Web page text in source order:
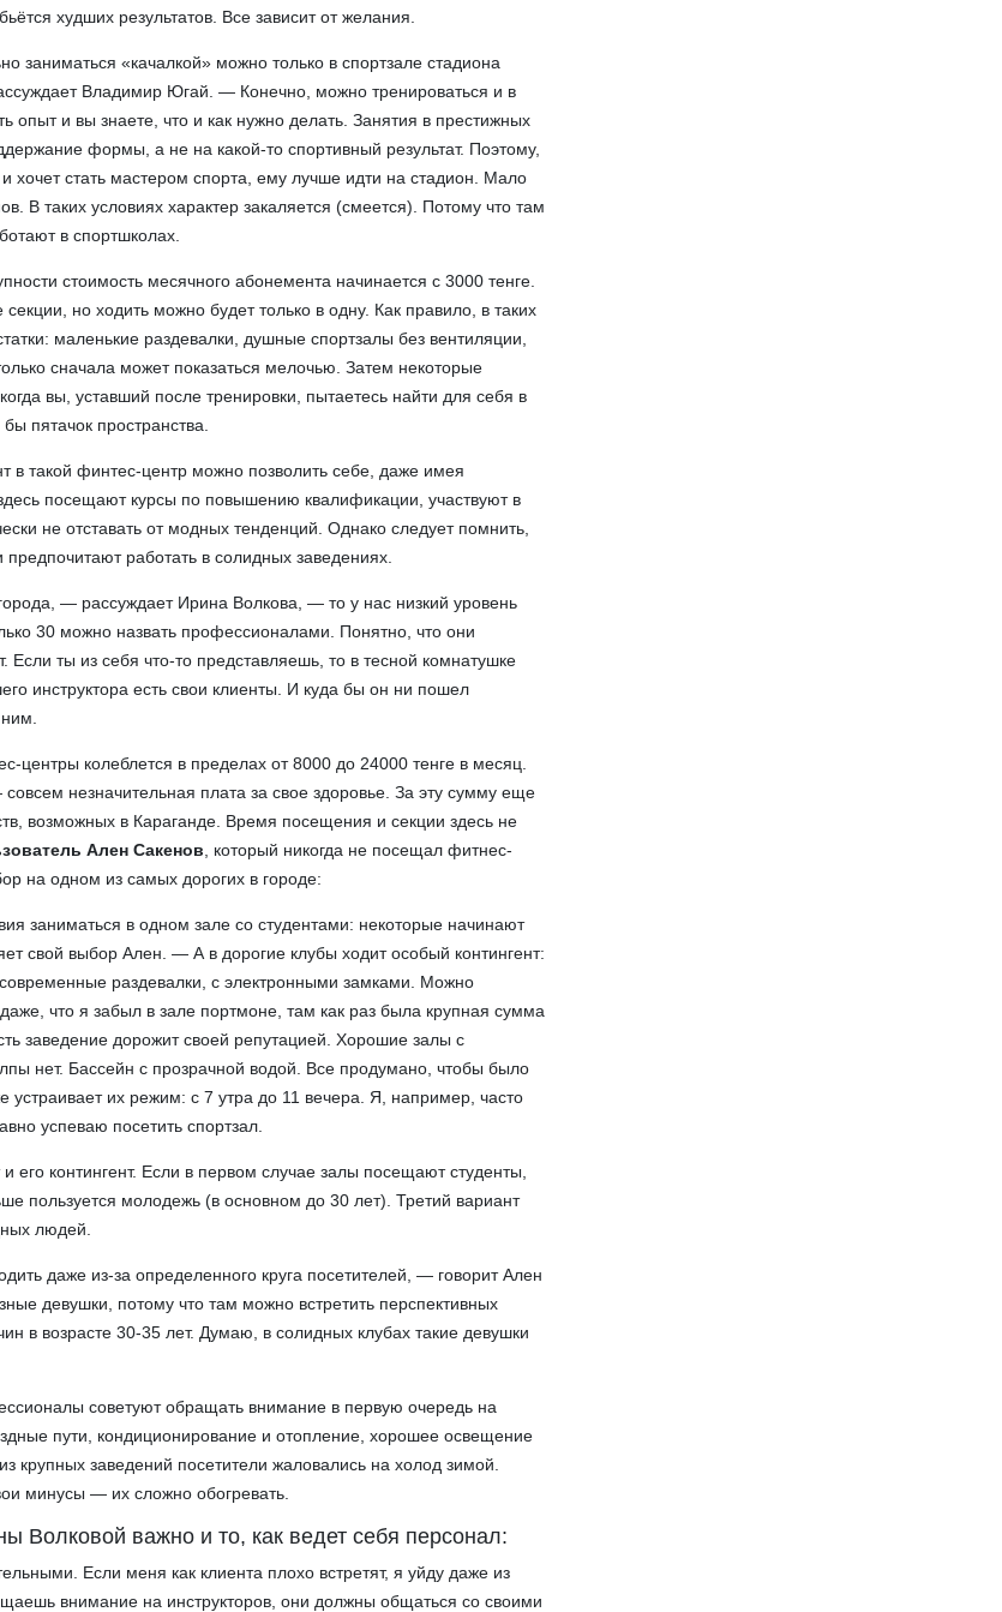
худших результатов. Все зависит от желания.
заниматься «качалкой» можно только в спортзале стадиона
Владимир Югай. — Конечно, можно тренироваться и в
опыт и вы знаете, что и как нужно делать. Занятия в престижных
формы, а не на какой-то спортивный результат. Поэтому,
хочет стать мастером спорта, ему лучше идти на стадион. Мало
В таких условиях характер закаляется (смеется). Потому что там
в спортшколах.
стоимость месячного абонемента начинается с 3000 тенге.
но ходить можно будет только в одну. Как правило, в таких
маленькие раздевалки, душные спортзалы без вентиляции,
сначала может показаться мелочью. Затем некоторые
вы, уставший после тренировки, пытаетесь найти для себя в
пятачок пространства.
такой финтес-центр можно позволить себе, даже имея
посещают курсы по повышению квалификации, участвуют в
не отставать от модных тенденций. Однако следует помнить,
предпочитают работать в солидных заведениях.
— рассуждает Ирина Волкова, — то у нас низкий уровень
30 можно назвать профессионалами. Понятно, что они
Если ты из себя что-то представляешь, то в тесной комнатушке
инструктора есть свои клиенты. И куда бы он ни пошел
центры колеблется в пределах от 8000 до 24000 тенге в месяц.
незначительная плата за свое здоровье. За эту сумму еще
возможных в Караганде. Время посещения и секции здесь не
Ален Сакенов , который никогда не посещал фитнес-
на одном из самых дорогих в городе:
заниматься в одном зале со студентами: некоторые начинают
свой выбор Ален. — А в дорогие клубы ходит особый контингент:
раздевалки, с электронными замками. Можно
что я забыл в зале портмоне, там как раз была крупная сумма
заведение дорожит своей репутацией. Хорошие залы с
нет. Бассейн с прозрачной водой. Все продумано, чтобы было
устраивает их режим: с 7 утра до 11 вечера. Я, например, часто
успеваю посетить спортзал.
его контингент. Если в первом случае залы посещают студенты,
пользуется молодежь (в основном до 30 лет). Третий вариант
людей.
даже из-за определенного круга посетителей, — говорит Ален
девушки, потому что там можно встретить перспективных
в возрасте 30-35 лет. Думаю, в солидных клубах такие девушки
советуют обращать внимание в первую очередь на
пути, кондиционирование и отопление, хорошее освещение
крупных заведений посетители жаловались на холод зимой.
минусы — их сложно обогревать.
Волковой важно и то, как ведет себя персонал:
Если меня как клиента плохо встретят, я уйду даже из
внимание на инструкторов, они должны общаться со своими